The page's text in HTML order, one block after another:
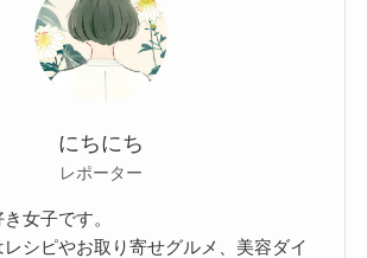
にちにち
レポーター
女子です。
シピやお取り寄せグルメ、美容ダイ